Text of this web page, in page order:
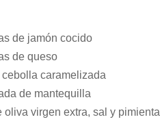
de jamón cocido
de queso
caramelizada
de mantequilla
oliva virgen extra, sal y pimienta